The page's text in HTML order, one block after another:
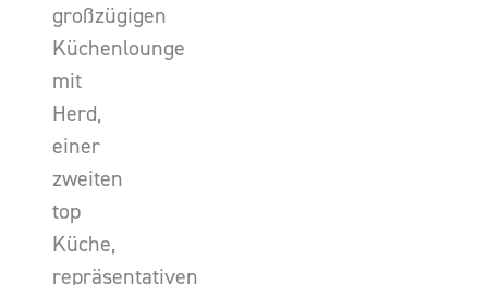
großzügigen
Küchenlounge
mit
Herd,
einer
zweiten
top
Küche,
repräsentativen